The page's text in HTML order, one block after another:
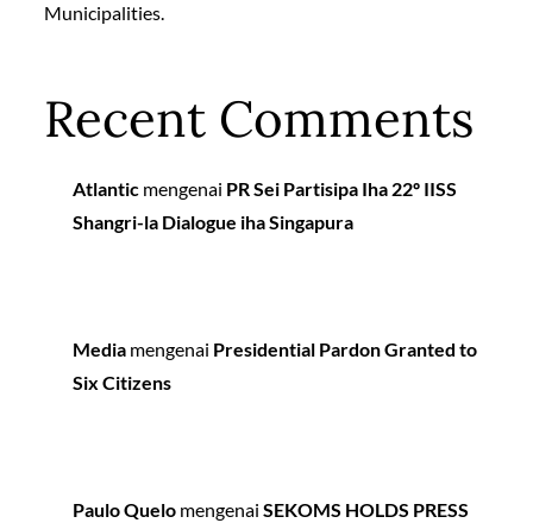
Municipalities.
Recent Comments
Atlantic mengenai PR Sei Partisipa Iha 22º IISS
Shangri-la Dialogue iha Singapura
Media mengenai Presidential Pardon Granted to
Six Citizens
Paulo Quelo mengenaiSEKOMS HOLDS PRESS